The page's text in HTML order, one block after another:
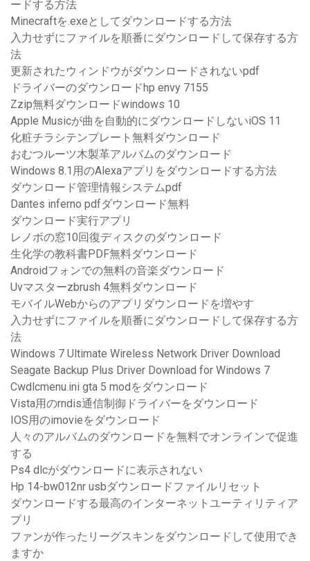
ードする方法
Minecraftを.exeとしてダウンロードする方法
入力せずにファイルを順番にダウンロードして保存する方
法
更新されたウィンドウがダウンロードされないpdf
ドライバーのダウンロードhp envy 7155
Zzip無料ダウンロードwindows 10
Apple Musicが曲を自動的にダウンロードしないiOS 11
化粧チラシテンプレート無料ダウンロード
おむつルーツ木製革アルバムのダウンロード
Windows 8.1用のAlexaアプリをダウンロードする方法
ダウンロード管理情報システムpdf
Dantes inferno pdfダウンロード無料
ダウンロード実行アプリ
レノボの窓10回復ディスクのダウンロード
生化学の教科書PDF無料ダウンロード
Androidフォンでの無料の音楽ダウンロード
Uvマスターzbrush 4無料ダウンロード
モバイルWebからのアプリダウンロードを増やす
入力せずにファイルを順番にダウンロードして保存する方
法
Windows 7 Ultimate Wireless Network Driver Download
Seagate Backup Plus Driver Download for Windows 7
Cwdlcmenu.ini gta 5 modをダウンロード
Vista用のrndis通信制御ドライバーをダウンロード
IOS用のimovieをダウンロード
人々のアルバムのダウンロードを無料でオンラインで促進
する
Ps4 dlcがダウンロードに表示されない
Hp 14-bw012nr usbダウンロードファイルリセット
ダウンロードする最高のインターネットユーティリティア
プリ
ファンが作ったリーグスキンをダウンロードして使用でき
ますか